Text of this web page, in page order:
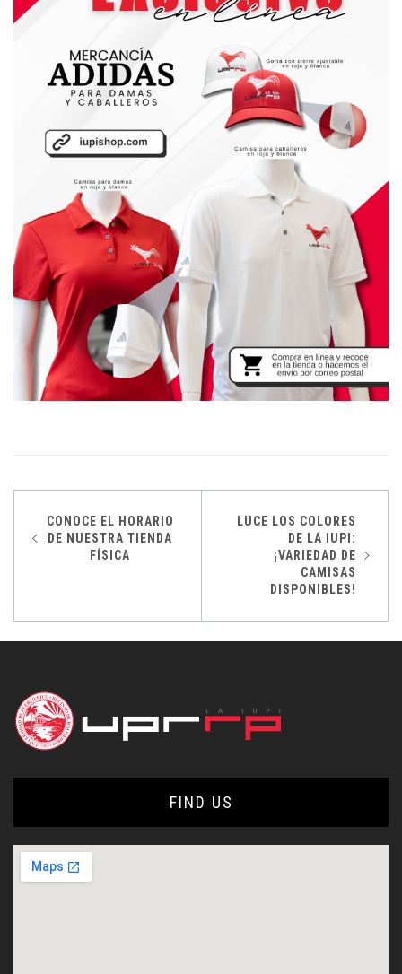
Post
navigation
CONOCE EL HORARIO
DE NUESTRA TIENDA
FÍSICA
LUCE LOS COLORES
DE LA IUPI:
¡VARIEDAD DE
CAMISAS
DISPONIBLES!
FIND US